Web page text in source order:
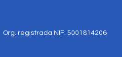
Org. registrada NIF: 5001814206